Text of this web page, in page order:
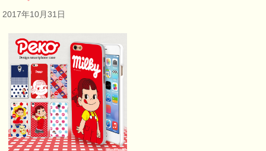
2017年10月31日